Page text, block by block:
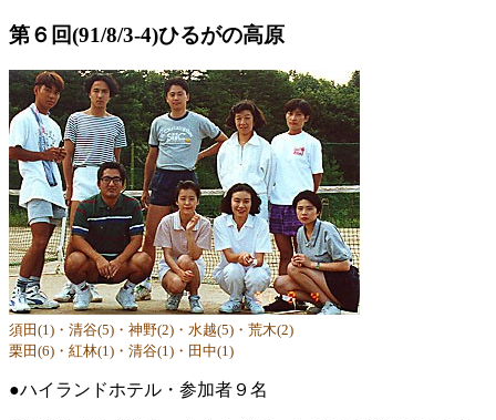
第６回(91/8/3-4)ひるがの高原
須田(1)・清谷(5)・神野(2)・水越(5)・荒木(2)
栗田(6)・紅林(1)・清谷(1)・田中(1)
●ハイランドホテル・参加者９名